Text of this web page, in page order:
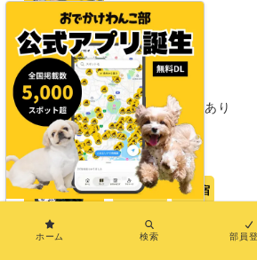
komura-」
グランピング
同室宿泊OK
部屋食プランあり
プライベートドッグランあり
わんこメニューあり
超大型犬まで
岡山県 宿
【岡山・瀬戸内市】「
タ-」
ホーム 検索 部員